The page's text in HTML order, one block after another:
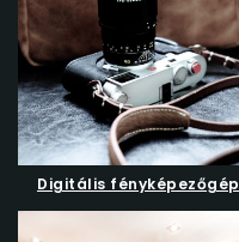
Digitális fényképezőgép